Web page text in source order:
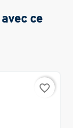
ce
favorite_border